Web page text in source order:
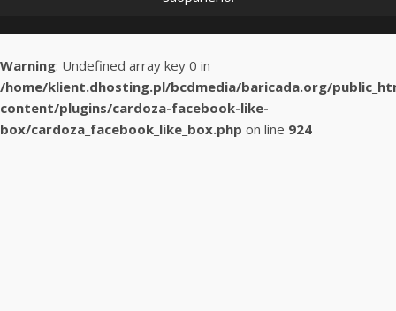
Warning: Undefined array key 0 in
/home/klient.dhosting.pl/bcdmedia/baricada.org/
content/plugins/cardoza-facebook-like-
box/cardoza_facebook_like_box.php on line 924